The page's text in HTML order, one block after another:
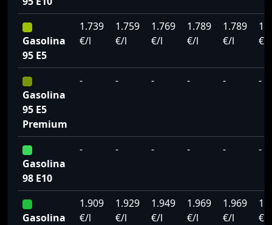
Gasolina
95 E5
1.739
€/l
1.759
€/l
1.769
€/l
1.789
€/l
1.789
€/l
€/l
Gasolina
95 E5
Premium
- - - - - -
Gasolina
98 E10
- - - - - -
Gasolina
1.909
€/l
1.929
€/l
1.949
€/l
1.969
€/l
1.969
€/l
€/l